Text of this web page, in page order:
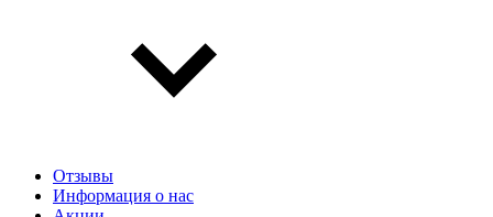
Отзывы
Информация о нас